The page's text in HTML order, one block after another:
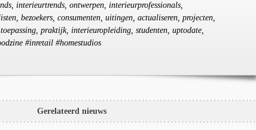
interieurtrends, ontwerpen, interieurprofessionals,
bezoekers, consumenten, uitingen, actualiseren, projecten,
praktijk, interieuropleiding, studenten, uptodate,
#inretail #homestudios
Gerelateerd nieuws